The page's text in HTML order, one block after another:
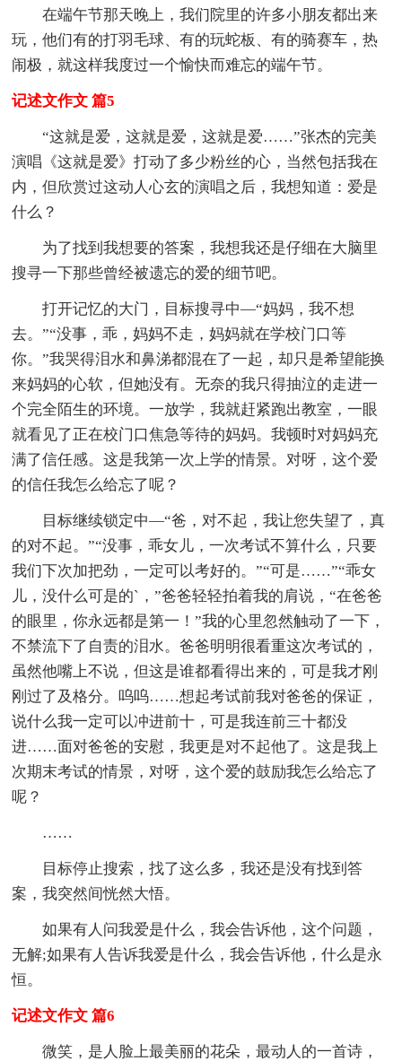
在端午节那天晚上，我们院里的许多小朋友都出来
玩，他们有的打羽毛球、有的玩蛇板、有的骑赛车，热
闹极，就这样我度过一个愉快而难忘的端午节。
记述文作文 篇5
“这就是爱，这就是爱，这就是爱……”张杰的完美
演唱《这就是爱》打动了多少粉丝的心，当然包括我在
内，但欣赏过这动人心玄的演唱之后，我想知道：爱是
什么？
为了找到我想要的答案，我想我还是仔细在大脑里
搜寻一下那些曾经被遗忘的爱的细节吧。
打开记忆的大门，目标搜寻中—“妈妈，我不想
去。”“没事，乖，妈妈不走，妈妈就在学校门口等
你。”我哭得泪水和鼻涕都混在了一起，却只是希望能换
来妈妈的心软，但她没有。无奈的我只得抽泣的走进一
个完全陌生的环境。一放学，我就赶紧跑出教室，一眼
就看见了正在校门口焦急等待的妈妈。我顿时对妈妈充
满了信任感。这是我第一次上学的情景。对呀，这个爱
的信任我怎么给忘了呢？
目标继续锁定中—“爸，对不起，我让您失望了，真
的对不起。”“没事，乖女儿，一次考试不算什么，只要
我们下次加把劲，一定可以考好的。”“可是……”“乖女
儿，没什么可是的`，”爸爸轻轻拍着我的肩说，“在爸爸
的眼里，你永远都是第一！”我的心里忽然触动了一下，
不禁流下了自责的泪水。爸爸明明很看重这次考试的，
虽然他嘴上不说，但这是谁都看得出来的，可是我才刚
刚过了及格分。呜呜……想起考试前我对爸爸的保证，
说什么我一定可以冲进前十，可是我连前三十都没
进……面对爸爸的安慰，我更是对不起他了。这是我上
次期末考试的情景，对呀，这个爱的鼓励我怎么给忘了
呢？
……
目标停止搜索，找了这么多，我还是没有找到答
案，我突然间恍然大悟。
如果有人问我爱是什么，我会告诉他，这个问题，
无解;如果有人告诉我爱是什么，我会告诉他，什么是永
恒。
记述文作文 篇6
微笑，是人脸上最美丽的花朵，最动人的一首诗，